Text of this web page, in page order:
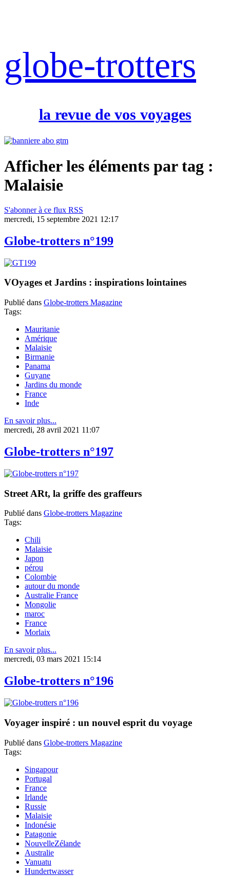
globe-trotters
la revue de vos voyages
Afficher les éléments par tag :
Malaisie
S'abonner à ce flux RSS
mercredi, 15 septembre 2021 12:17
Globe-trotters n°199
VOyages et Jardins : inspirations lointaines
Publié dans Globe-trotters Magazine
Tags:
Mauritanie
Amérique
Malaisie
Birmanie
Panama
Guyane
Jardins du monde
France
Inde
En savoir plus...
mercredi, 28 avril 2021 11:07
Globe-trotters n°197
Street ARt, la griffe des graffeurs
Publié dans Globe-trotters Magazine
Tags:
Chili
Malaisie
Japon
pérou
Colombie
autour du monde
Australie France
Mongolie
maroc
France
Morlaix
En savoir plus...
mercredi, 03 mars 2021 15:14
Globe-trotters n°196
Voyager inspiré : un nouvel esprit du voyage
Publié dans Globe-trotters Magazine
Tags:
Singapour
Portugal
France
Irlande
Russie
Malaisie
Indonésie
Patagonie
NouvelleZélande
Australie
Vanuatu
Hundertwasser